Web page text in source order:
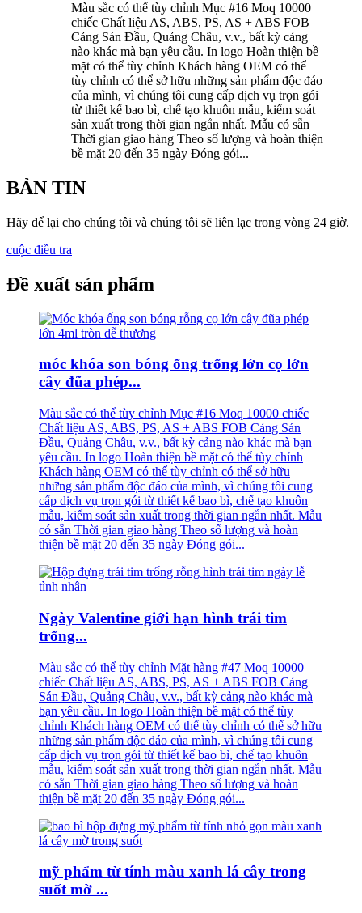
Màu sắc có thể tùy chỉnh Mục #16 Moq 10000
chiếc Chất liệu AS, ABS, PS, AS + ABS FOB
Cảng Sán Đầu, Quảng Châu, v.v., bất kỳ cảng
nào khác mà bạn yêu cầu. In logo Hoàn thiện bề
mặt có thể tùy chỉnh Khách hàng OEM có thể
tùy chỉnh có thể sở hữu những sản phẩm độc đáo
của mình, vì chúng tôi cung cấp dịch vụ trọn gói
từ thiết kế bao bì, chế tạo khuôn mẫu, kiểm soát
sản xuất trong thời gian ngắn nhất. Mẫu có sẵn
Thời gian giao hàng Theo số lượng và hoàn thiện
bề mặt 20 đến 35 ngày Đóng gói...
BẢN TIN
Hãy để lại cho chúng tôi và chúng tôi sẽ liên lạc trong vòng 24 giờ.
cuộc điều tra
Đề xuất sản phẩm
móc khóa son bóng ống trống lớn cọ lớn
cây đũa phép...
Màu sắc có thể tùy chỉnh Mục #16 Moq 10000 chiếc
Chất liệu AS, ABS, PS, AS + ABS FOB Cảng Sán
Đầu, Quảng Châu, v.v., bất kỳ cảng nào khác mà bạn
yêu cầu. In logo Hoàn thiện bề mặt có thể tùy chỉnh
Khách hàng OEM có thể tùy chỉnh có thể sở hữu
những sản phẩm độc đáo của mình, vì chúng tôi cung
cấp dịch vụ trọn gói từ thiết kế bao bì, chế tạo khuôn
mẫu, kiểm soát sản xuất trong thời gian ngắn nhất. Mẫu
có sẵn Thời gian giao hàng Theo số lượng và hoàn
thiện bề mặt 20 đến 35 ngày Đóng gói...
Ngày Valentine giới hạn hình trái tim
trống...
Màu sắc có thể tùy chỉnh Mặt hàng #47 Moq 10000
chiếc Chất liệu AS, ABS, PS, AS + ABS FOB Cảng
Sán Đầu, Quảng Châu, v.v., bất kỳ cảng nào khác mà
bạn yêu cầu. In logo Hoàn thiện bề mặt có thể tùy
chỉnh Khách hàng OEM có thể tùy chỉnh có thể sở hữu
những sản phẩm độc đáo của mình, vì chúng tôi cung
cấp dịch vụ trọn gói từ thiết kế bao bì, chế tạo khuôn
mẫu, kiểm soát sản xuất trong thời gian ngắn nhất. Mẫu
có sẵn Thời gian giao hàng Theo số lượng và hoàn
thiện bề mặt 20 đến 35 ngày Đóng gói...
mỹ phẩm từ tính màu xanh lá cây trong
suốt mờ ...